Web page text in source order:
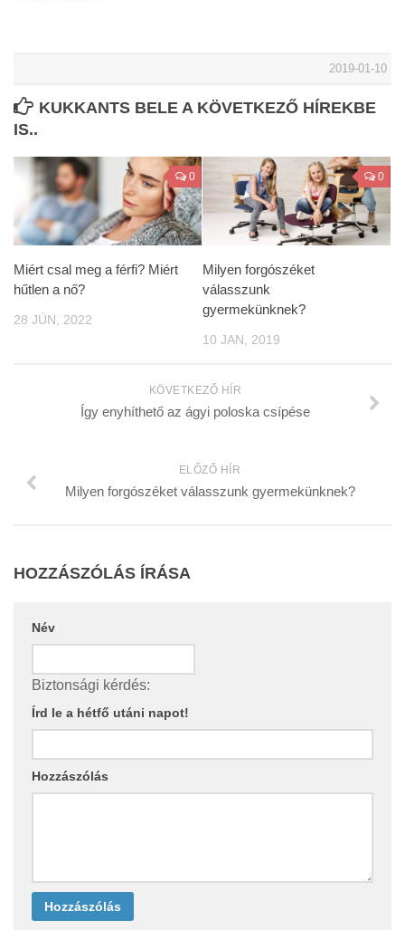
2019-01-10
KUKKANTS BELE A KÖVETKEZŐ HÍREKBE
IS..
0
Miért csal meg a férfi? Miért
hűtlen a nő?
28 JÚN, 2022
0
Milyen forgószéket
válasszunk
gyermekünknek?
10 JAN, 2019
KÖVETKEZŐ HÍR
Így enyhíthető az ágyi poloska csípése
ELŐZŐ HÍR
Milyen forgószéket válasszunk gyermekünknek?
HOZZÁSZÓLÁS ÍRÁSA
Név
Biztonsági kérdés:
Írd le a hétfő utáni napot!
Hozzászólás